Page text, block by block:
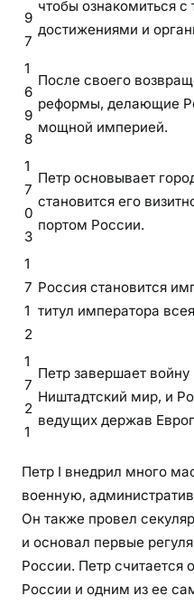
9
7
чтобы ознакомиться с
достижениями и
1
6
9
8
После своего
реформы, делающие
мощной империей.
1
7
0
3
Петр основывает
становится его
портом России.
1
7
1
2
Россия становится
титул императора
1
7
2
1
Петр завершает
Ништадтский мир, и
ведущих держав
Петр I внедрил много
военную,
Он также провел
и основал первые
России. Петр считается
России и одним из ее